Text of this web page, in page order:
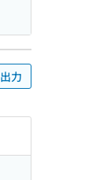
力